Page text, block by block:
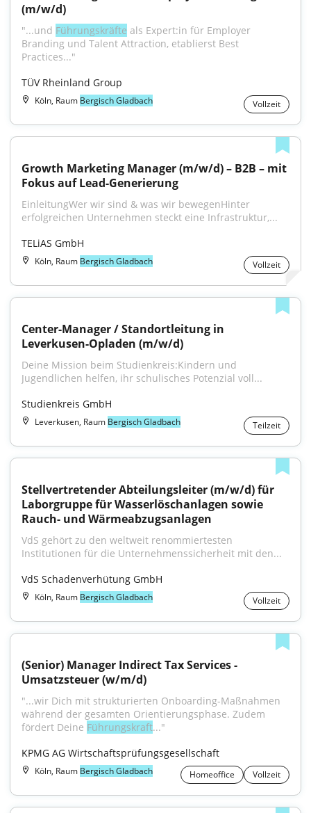
(m/w/d)
"...und Führungskräfte als Expert:in für Employer
Branding und Talent Attraction, etablierst Best
Practices..."
TÜV Rheinland Group
Köln, Raum Bergisch Gladbach Vollzeit
Growth Marketing Manager (m/w/d) – B2B – mit
Fokus auf Lead-Generierung
EinleitungWer wir sind & was wir bewegenHinter
erfolgreichen Unternehmen steckt eine Infrastruktur,...
TELiAS GmbH
Köln, Raum Bergisch Gladbach Vollzeit
Center-Manager / Standortleitung in
Leverkusen-Opladen (m/w/d)
Deine Mission beim Studienkreis:Kindern und
Jugendlichen helfen, ihr schulisches Potenzial voll...
Studienkreis GmbH
Leverkusen, Raum Bergisch Gladbach Teilzeit
Stellvertretender Abteilungsleiter (m/w/d) für
Laborgruppe für Wasserlöschanlagen sowie
Rauch- und Wärmeabzugsanlagen
VdS gehört zu den weltweit renommiertesten
Institutionen für die Unternehmenssicherheit mit den...
VdS Schadenverhütung GmbH
Köln, Raum Bergisch Gladbach Vollzeit
(Senior) Manager Indirect Tax Services -
Umsatzsteuer (w/m/d)
"...wir Dich mit strukturierten Onboarding-Maßnahmen
während der gesamten Orientierungsphase. Zudem
fördert Deine Führungskraft..."
KPMG AG Wirtschaftsprüfungsgesellschaft
Köln, Raum Bergisch Gladbach Homeoffice Vollzeit